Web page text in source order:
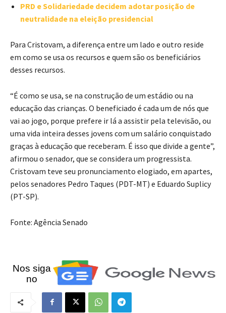
PRD e Solidariedade decidem adotar posição de
neutralidade na eleição presidencial
Para Cristovam, a diferença entre um lado e outro reside
em como se usa os recursos e quem são os beneficiários
desses recursos.
“É como se usa, se na construção de um estádio ou na
educação das crianças. O beneficiado é cada um de nós que
vai ao jogo, porque prefere ir lá a assistir pela televisão, ou
uma vida inteira desses jovens com um salário conquistado
graças à educação que receberam. É isso que divide a gente”,
afirmou o senador, que se considera um progressista.
Cristovam teve seu pronunciamento elogiado, em apartes,
pelos senadores Pedro Taques (PDT-MT) e Eduardo Suplicy
(PT-SP).
Fonte: Agência Senado
Nos siga
no